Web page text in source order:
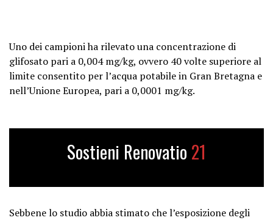
Uno dei campioni ha rilevato una concentrazione di
glifosato pari a 0,004 mg/kg, ovvero 40 volte superiore al
limite consentito per l’acqua potabile in Gran Bretagna e
nell’Unione Europea, pari a 0,0001 mg/kg.
Sostieni Renovatio 21
Sebbene lo studio abbia stimato che l’esposizione degli